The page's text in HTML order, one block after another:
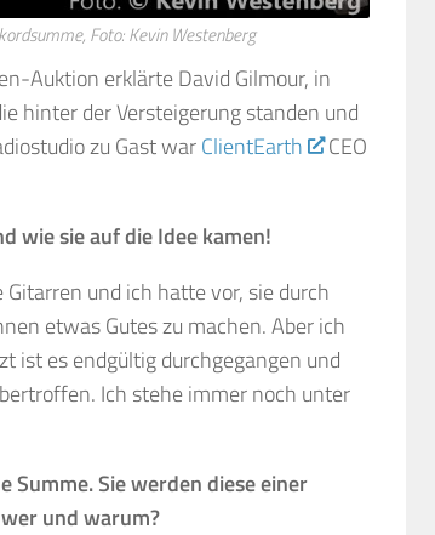
Foto: Kevin Westenberg
Auktion erklärte David Gilmour, in
hinter der Versteigerung standen und
zu Gast warClientEarth
CEO
wie sie auf die Idee kamen!
und ich hatte vor, sie durch
etwas Gutes zu machen. Aber ich
ist es endgültig durchgegangen und
Ich stehe immer noch unter
Summe.Sie werden diese einer
und warum?